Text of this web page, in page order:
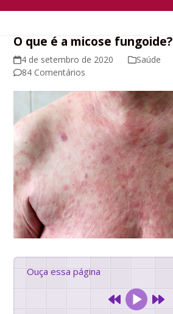
O que é a micose fungoide?
4 de setembro de 2020
Saúde
84 Comentários
Ouça essa página